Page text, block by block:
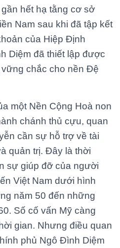
hết hạ tằng cơ sở
Nam sau khi đã tập kết
của Hiệp Định
Diệm đã thiết lập được
chắc cho nền Đệ
một Nền Cộng Hoà non
chánh thủ cựu, quan
cần sự hỗ trợ về tài
quản trị. Đây là thời
sự giúp đỡ của người
Việt Nam dưới hình
năm 50 đến những
Số cố vấn Mỹ càng
gian. Nhưng điều quan
phủ Ngô Đình Diệm